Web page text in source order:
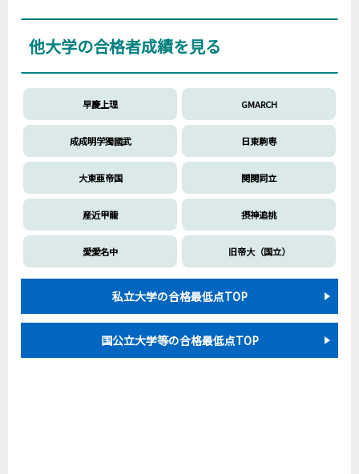
他大学の合格者成績を見る
早慶上理 GMARCH
成成明学獨國武 日東駒専
大東亜帝国 関関同立
産近甲龍 摂神追桃
愛愛名中 旧帝大（国立）
私立大学の合格最低点TOP
国公立大学等の合格最低点TOP